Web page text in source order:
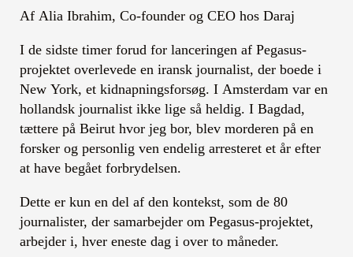
Af Alia Ibrahim, Co-founder og CEO hos Daraj
I de sidste timer forud for lanceringen af Pegasus-
projektet overlevede en iransk journalist, der boede i
New York, et kidnapningsforsøg. I Amsterdam var en
hollandsk journalist ikke lige så heldig. I Bagdad,
tættere på Beirut hvor jeg bor, blev morderen på en
forsker og personlig ven endelig arresteret et år efter
at have begået forbrydelsen.
Dette er kun en del af den kontekst, som de 80
journalister, der samarbejder om Pegasus-projektet,
arbejder i, hver eneste dag i over to måneder.